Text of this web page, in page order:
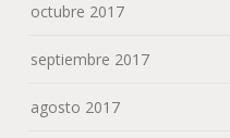
octubre 2017
septiembre 2017
agosto 2017